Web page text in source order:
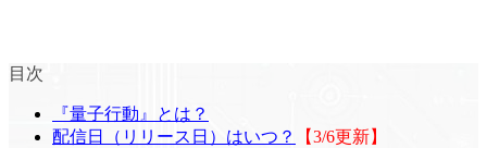
目次
『量子行動』とは？
配信日（リリース日）はいつ？
【3/6更新】